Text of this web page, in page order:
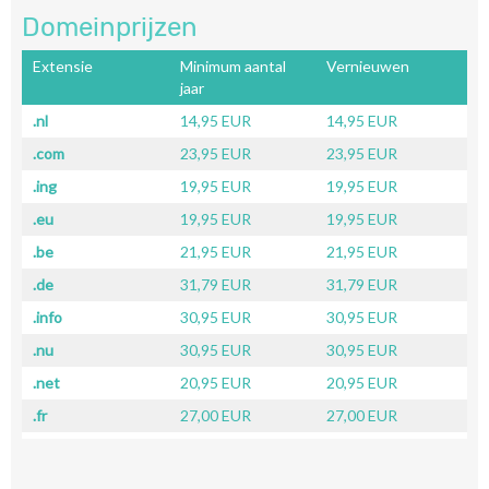
Domeinprijzen
Extensie
Minimum aantal
jaar
Vernieuwen
.nl 14,95 EUR
14,95 EUR
.com
23,95 EUR
23,95 EUR
.ing
19,95 EUR
19,95 EUR
.eu
19,95 EUR
19,95 EUR
.be
21,95 EUR
21,95 EUR
.de
31,79 EUR
31,79 EUR
.info
30,95 EUR
30,95 EUR
.nu
30,95 EUR
30,95 EUR
.net
20,95 EUR
20,95 EUR
.fr
27,00 EUR
27,00 EUR